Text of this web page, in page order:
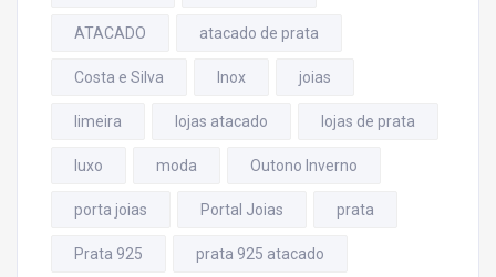
ATACADO atacado de prata
Costa e Silva Inox joias
limeira lojas atacado lojas de prata
luxo moda Outono Inverno
porta joias Portal Joias prata
Prata 925 prata 925 atacado